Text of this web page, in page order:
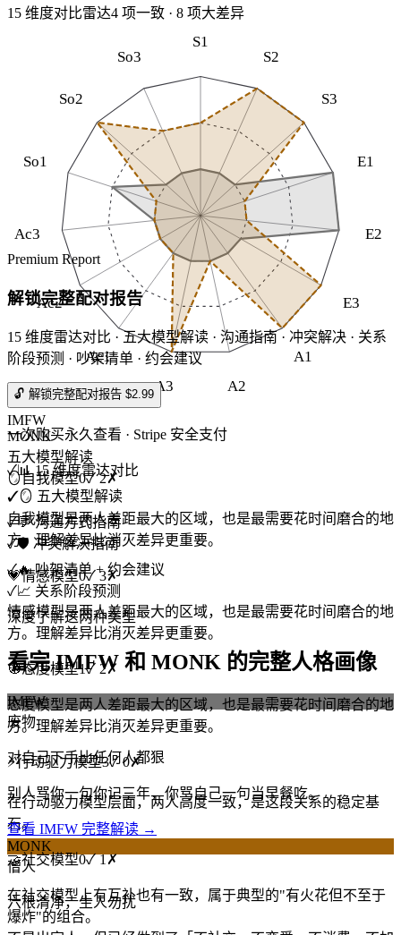
15 维度对比雷达4 项一致 · 8 项大差异
S1
S2
S3
E1
E2
E3
A1
A2
A3
Ac1
Ac2
Ac3
So1
So2
So3
IMFW
MONK
五大模型解读
🪞自我模型0✓2✗
自我模型是两人差距最大的区域，也是最需要花时间磨合的地
方。理解差异比消灭差异更重要。
💗情感模型0✓ 3✗
情感模型是两人差距最大的区域，也是最需要花时间磨合的地
方。理解差异比消灭差异更重要。
🧭态度模型1✓ 2✗
态度模型是两人差距最大的区域，也是最需要花时间磨合的地
方。理解差异比消灭差异更重要。
⚡行动驱力模型3✓0✗
在行动驱力模型层面，两人高度一致，是这段关系的稳定基
石。
🤝社交模型0✓1✗
在社交模型上有互补也有一致，属于典型的"有火花但不至于
爆炸"的组合。
Premium Report
解锁完整配对报告
15 维度雷达对比 · 五大模型解读 · 沟通指南 · 冲突解决 · 关系
阶段预测 · 吵架清单 · 约会建议
🔓 解锁完整配对报告 $2.99
一次购买永久查看 · Stripe 安全支付
✓📊 15 维度雷达对比
✓🪞 五大模型解读
✓💬 沟通方式指南
✓🛡️ 冲突解决指南
✓🔥 吵架清单 + 约会建议
✓📈 关系阶段预测
深度了解这两种类型
看完 IMFW 和 MONK 的完整人格画像
IMFW
废物
对自己下手比任何人都狠
别人骂你一句你记三年，你骂自己一句当早餐吃。
查看 IMFW 完整解读 →
MONK
僧人
六根清净，生人勿扰